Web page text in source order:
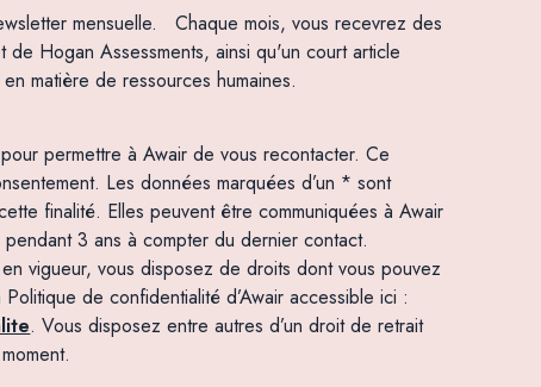
mensuelle. Chaque mois, vous recevrez des
de Hogan Assessments, ainsi qu'un court article
matière de ressources humaines.
permettre à Awair de vous recontacter. Ce
Les données marquées d’un * sont
finalité. Elles peuvent être communiquées à Awair
3 ans à compter du dernier contact.
vigueur, vous disposez de droits dont vous pouvez
de confidentialité d’Awair accessible ici :
. Vous disposez entre autres d’un droit de retrait